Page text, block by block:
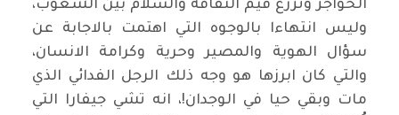
الحواجز وتزرع قيم الثقافة والسلام بين الشعوب،
وليس انتهاءا بالوجوه التي اهتمت بالاجابة عن
سؤال الهوية والمصير وحرية وكرامة الانسان،
والتي كان ابرزها هو وجه ذلك الرجل الفدائي الذي
مات وبقي حيا في الوجدان!، انه تشي جيفارا التي